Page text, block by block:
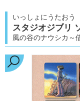
いっしょにうたおう
スタジオジブリ
風の谷のナウシカ～